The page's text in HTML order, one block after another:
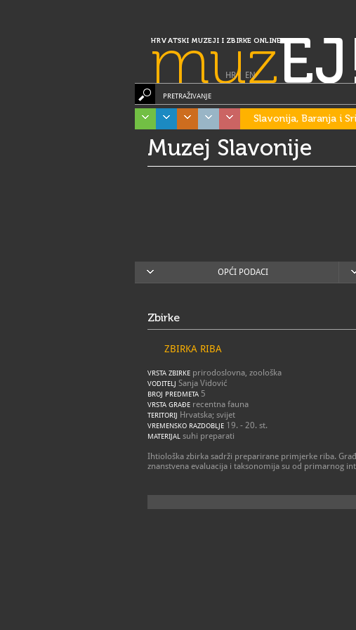
HRVATSKI MUZEJI I ZBIRKE ONLINE
muz
HR| EN
PRETRAŽIVANJE
Slavonija, Baranja i
Muzej Slavonije
OPĆI PODACI
Zbirke
ZBIRKA RIBA
VRSTA ZBIRKE prirodoslovna, zoološka
VODITELJ Sanja Vidović
BROJ PREDMETA 5
VRSTA GRAĐE recentna fauna
TERITORIJ Hrvatska; svijet
VREMENSKO RAZDOBLJE 19. - 20. st.
MATERIJAL suhi preparati
Ihtiološka zbirka sadrži preparirane primjerke riba.
znanstvena evaluacija i taksonomija su od primarnog